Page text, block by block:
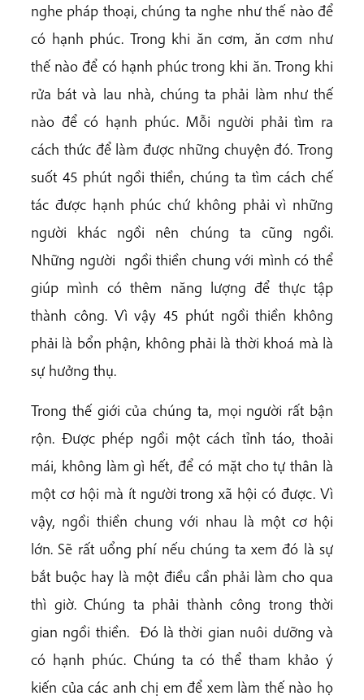
nghe pháp thoại, chúng ta nghe như thế nào để
có hạnh phúc. Trong khi ăn cơm, ăn cơm như
thế nào để có hạnh phúc trong khi ăn. Trong khi
rửa bát và lau nhà, chúng ta phải làm như thế
nào để có hạnh phúc. Mỗi người phải tìm ra
cách thức để làm được những chuyện đó. Trong
suốt 45 phút ngồi thiền, chúng ta tìm cách chế
tác được hạnh phúc chứ không phải vì những
người khác ngồi nên chúng ta cũng ngồi.
Những người ngồi thiền chung với mình có thể
giúp mình có thêm năng lượng để thực tập
thành công. Vì vậy 45 phút ngồi thiền không
phải là bổn phận, không phải là thời khoá mà là
sự hưởng thụ.
Trong thế giới của chúng ta, mọi người rất bận
rộn. Được phép ngồi một cách tỉnh táo, thoải
mái, không làm gì hết, để có mặt cho tự thân là
một cơ hội mà ít người trong xã hội có được. Vì
vậy, ngồi thiền chung với nhau là một cơ hội
lớn. Sẽ rất uổng phí nếu chúng ta xem đó là sự
bắt buộc hay là một điều cần phải làm cho qua
thì giờ. Chúng ta phải thành công trong thời
gian ngồi thiền. Đó là thời gian nuôi dưỡng và
có hạnh phúc. Chúng ta có thể tham khảo ý
kiến của các anh chị em để xem làm thế nào họ